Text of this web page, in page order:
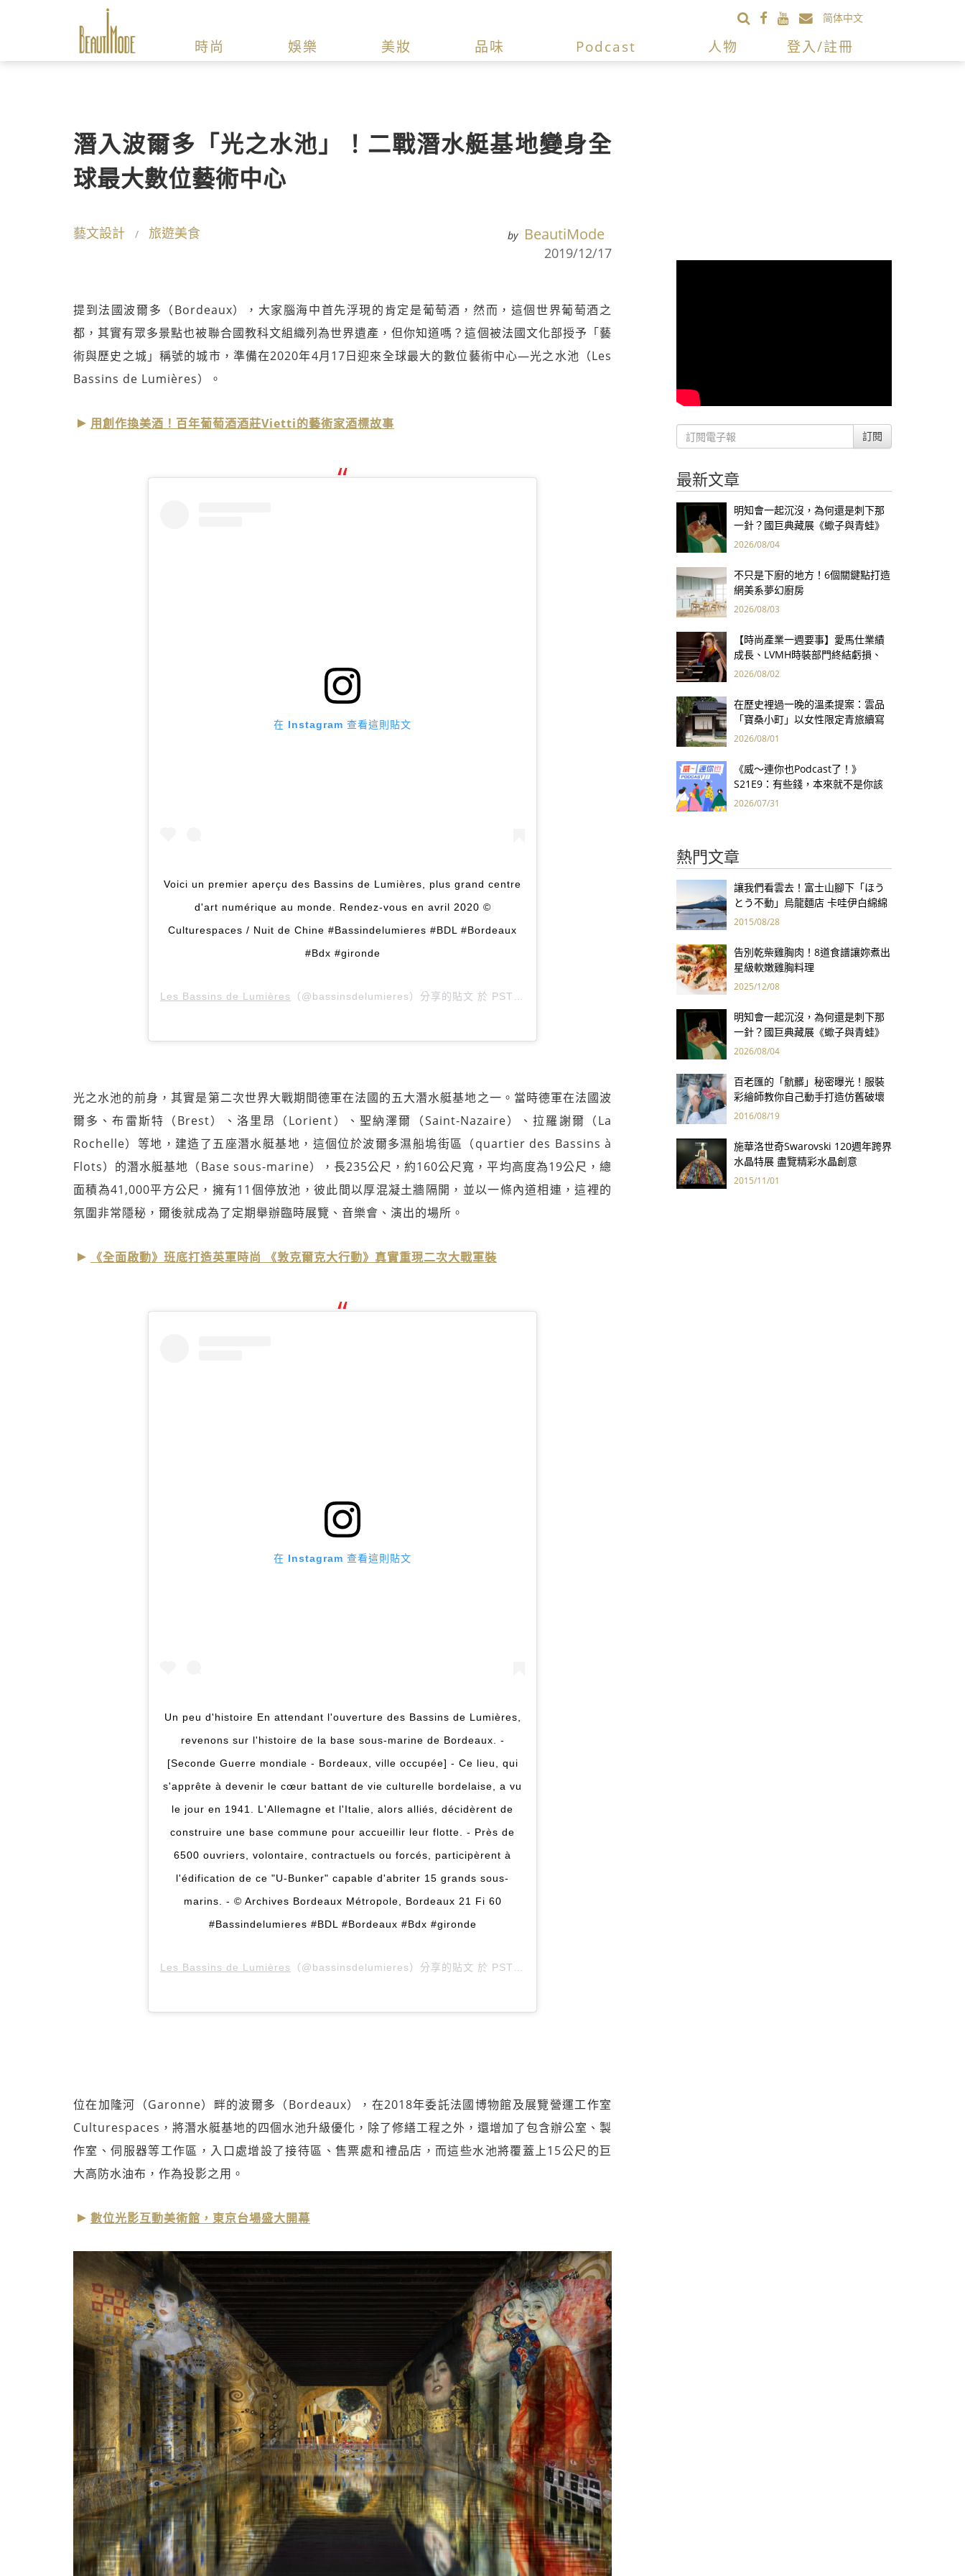
简体中文
時尚 娛樂 美妝 品味 Podcast 人物 登入/註冊
潛入波爾多「光之水池」！二戰潛水艇基地變身全
球最大數位藝術中心
藝文設計 旅遊美食 by BeautiMode
2019/12/17
提到法國波爾多（Bordeaux），大家腦海中首先浮現的肯定是葡萄酒，然而，這個世界葡萄酒之
都，其實有眾多景點也被聯合國教科文組織列為世界遺產，但你知道嗎？這個被法國文化部授予「藝
術與歷史之城」稱號的城市，準備在2020年4月17日迎來全球最大的數位藝術中心—光之水池（Les
Bassins de Lumières）。
用創作換美酒！百年葡萄酒酒莊Vietti的藝術家酒標故事
在 Instagram 查看這則貼文
Voici un premier aperçu des Bassins de Lumières, plus grand centre
d'art numérique au monde. Rendez-vous en avril 2020 ©
Culturespaces / Nuit de Chine #Bassindelumieres #BDL #Bordeaux
#Bdx #gironde
Les Bassins de Lumières （@bassinsdelumieres）分享的貼文 於 PST 2019 年 11月 月 19 日 上午 7:53 張貼
光之水池的前身，其實是第二次世界大戰期間德軍在法國的五大潛水艇基地之一。當時德軍在法國波
爾多、布雷斯特（Brest）、洛里昂（Lorient）、聖納澤爾（Saint-Nazaire）、拉羅謝爾（La
Rochelle）等地，建造了五座潛水艇基地，這個位於波爾多濕船塢街區（quartier des Bassins à
Flots）的潛水艇基地（Base sous-marine），長235公尺，約160公尺寬，平均高度為19公尺，總
面積為41,000平方公尺，擁有11個停放池，彼此間以厚混凝土牆隔開，並以一條內道相連，這裡的
氛圍非常隱秘，爾後就成為了定期舉辦臨時展覽、音樂會、演出的場所。
《全面啟動》班底打造英軍時尚 《敦克爾克大行動》真實重現二次大戰軍裝
在 Instagram 查看這則貼文
Un peu d'histoire En attendant l'ouverture des Bassins de Lumières,
revenons sur l'histoire de la base sous-marine de Bordeaux. -
[Seconde Guerre mondiale - Bordeaux, ville occupée] - Ce lieu, qui
s'apprête à devenir le cœur battant de vie culturelle bordelaise, a vu
le jour en 1941. L'Allemagne et l'Italie, alors alliés, décidèrent de
construire une base commune pour accueillir leur flotte. - Près de
6500 ouvriers, volontaire, contractuels ou forcés, participèrent à
l'édification de ce "U-Bunker" capable d'abriter 15 grands sous-
marins. - © Archives Bordeaux Métropole, Bordeaux 21 Fi 60
#Bassindelumieres #BDL #Bordeaux #Bdx #gironde
Les Bassins de Lumières （@bassinsdelumieres）分享的貼文 於 PST 2019 年 12月 月 13 日 上午 9:13
位在加隆河（Garonne）畔的波爾多（Bordeaux），在2018年委託法國博物館及展覽營運工作室
Culturespaces，將潛水艇基地的四個水池升級優化，除了修繕工程之外，還增加了包含辦公室、製
作室、伺服器等工作區，入口處增設了接待區、售票處和禮品店，而這些水池將覆蓋上15公尺的巨
大高防水油布，作為投影之用。
數位光影互動美術館，東京台場盛大開幕
訂閱
最新文章
明知會一起沉沒，為何還是刺下那
一針？國巨典藏展《蠍子與青蛙》
用66件名作拷問人性
2026/08/04
不只是下廚的地方！6個關鍵點打造
網美系夢幻廚房
2026/08/03
【時尚產業一週要事】愛馬仕業績
成長、LVMH時裝部門終結虧損、
Kering轉型策略初現成效、Prada
2026/08/02
在歷史裡過一晚的溫柔提案：雲品
「寶桑小町」以女性限定青旅續寫
台東老屋記憶
2026/08/01
《威～連你也Podcast了！》
S21E9：有些錢，本來就不是你該
賺的——讀《一個投機者的告白》
2026/07/31
熱門文章
讓我們看雲去！富士山腳下「ほう
とう不動」烏龍麵店 卡哇伊白綿綿
造型療癒你的心
2015/08/28
告別乾柴雞胸肉！8道食譜讓妳煮出
星級軟嫩雞胸料理
2025/12/08
明知會一起沉沒，為何還是刺下那
一針？國巨典藏展《蠍子與青蛙》
用66件名作拷問人性
2026/08/04
百老匯的「骯髒」秘密曝光！服裝
彩繪師教你自己動手打造仿舊破壞
感服飾
2016/08/19
施華洛世奇Swarovski 120週年跨界
水晶特展 盡覽精彩水晶創意
2015/11/01